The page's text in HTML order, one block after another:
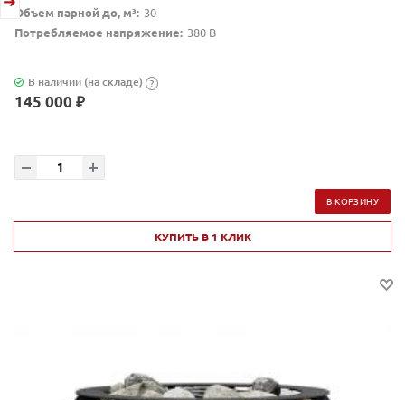
Объем парной до, м³: 30
Потребляемое напряжение: 380 В
В наличии (на складе) ?
145 000 ₽
В КОРЗИНУ
КУПИТЬ В 1 КЛИК